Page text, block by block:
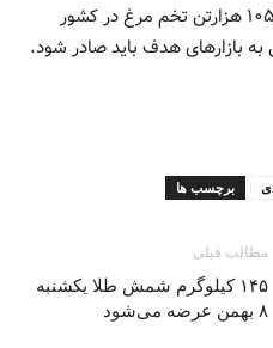
او گفت: بنابر آمار ماهانه حداکثر ۱۰۵ هزارتن تخم مرغ در کشور
به بازار‌های هدف باید صادر شود.
برچسب ها
مطالب قبلی
۱۴۵ کیلوگرم شمش طلا یکشنبه
۸ بهمن عرضه می‌شود